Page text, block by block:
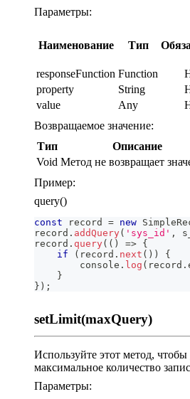
Параметры:
Наименование Тип
responseFunction Function
property
String
value
Any
Возвращаемое значение:
Тип
Описание
Void Метод не возвращает
Пример:
query()
const record = new
record . addQuery( 'sys_id' ,
record . query( ( ) => {
if
( record . next ( ) )
{
console . log ( record .
}
} ) ;
setLimit(maxQuery)
Используйте этот метод, чтобы
максимальное количество
Параметры: